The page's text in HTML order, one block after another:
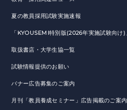
夏の教員採用試験実施速報
「KYOUSEMI特別版(2026年実施試験向け
取扱書店・大学生協一覧
試験情報提供のお願い
バナー広告募集のご案内
月刊「教員養成セミナー」広告掲載のご案内